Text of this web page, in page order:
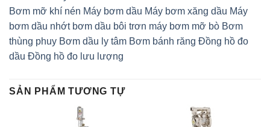
Bơm mỡ khí nén Máy bơm dầu Máy bơm xăng dầu Máy
bơm dầu nhớt bơm dầu bôi trơn máy bơm mỡ bò Bơm
thùng phuy Bơm dầu ly tâm Bơm bánh răng Đồng hồ đo
dầu Đồng hồ đo lưu lượng
SẢN PHẨM TƯƠNG TỰ